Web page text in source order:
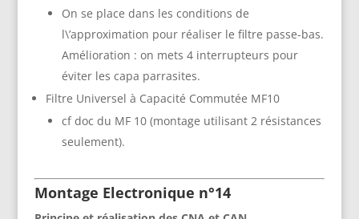
On se place dans les conditions de
l\’approximation pour réaliser le filtre passe-bas.
Amélioration : on mets 4 interrupteurs pour
éviter les capa parrasites.
Filtre Universel à Capacité Commutée MF10
cf doc du MF 10 (montage utilisant 2 résistances
seulement).
Montage Electronique n°14